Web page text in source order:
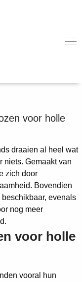
holle
voor holle
draaien al heel wat
niets. Gemaakt van
zich door
Bovendien
beschikbaar, evenals
nog meer
voor holle
vooral hun